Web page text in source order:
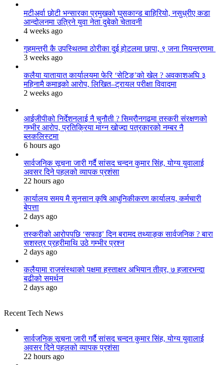
मटीअर्वा छोटी भन्सारका प्रमुखको घुसकान्ड बाहिरियो, नसुध्रीए कडा
आन्दोलनमा उत्रिने युवा नेता दुबेको चेतावनी
4 weeks ago
गृहमन्त्री कै उपस्थितमा ठोरीका दुई होटलमा छापा, ९ जना नियन्त्रणमा
3 weeks ago
कलैया यातायात कार्यालयमा फेरि ‘सेटिङ’को खेल ? अवकाशअघि ३
महिनामै कमाइको आरोप, लिखित–ट्रायल परीक्षा विवादमा
2 weeks ago
आईजीपीको निर्देशनलाई नै चुनौती ? सिम्रौनगढमा तस्करी संरक्षणको
गम्भीर आरोप, प्रतिक्रिया माग्न खोज्दा पत्रकारको नम्बर नै
ब्लकलिस्टमा
6 hours ago
सार्वजनिक सूचना जारी गर्दै सांसद चन्दन कुमार सिंह, योग्य युवालाई
अवसर दिने पहलको व्यापक प्रशंसा
22 hours ago
कार्यालय समय मै सुनसान कृषि आधुनिकीकरण कार्यालय, कर्मचारी
बेपत्ता
2 days ago
तस्करीको आरोपपछि ‘सफाइ’ दिन बरामद तथ्याङ्क सार्वजनिक ? बारा
सशस्त्र प्रहरीमाथि उठे गम्भीर प्रश्न
2 days ago
कलैयामा राजसंस्थाको पक्षमा हस्ताक्षर अभियान तीव्र, ७ हजारभन्दा
बढीको समर्थन
2 days ago
Recent Tech News
सार्वजनिक सूचना जारी गर्दै सांसद चन्दन कुमार सिंह, योग्य युवालाई
अवसर दिने पहलको व्यापक प्रशंसा
22 hours ago